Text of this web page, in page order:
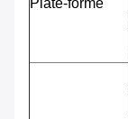
Plate-forme